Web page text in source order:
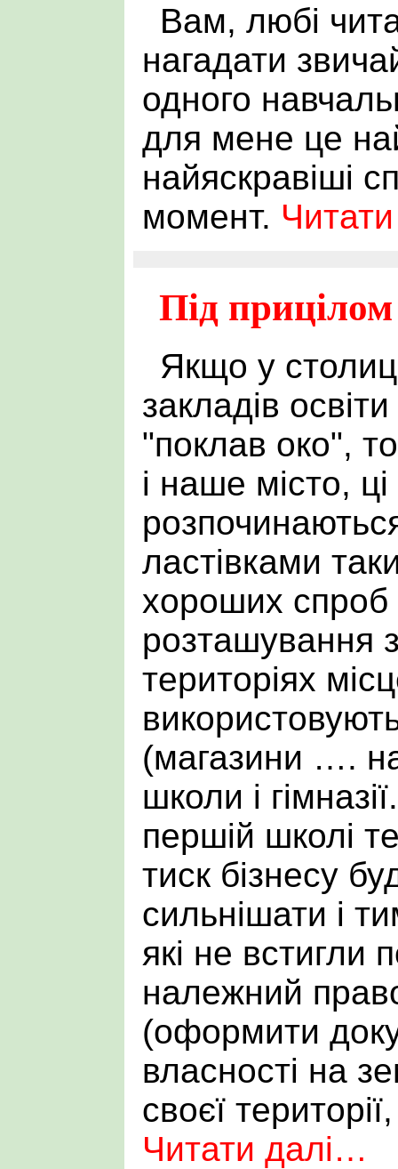
Вам, любі
нагадати
одного
для мене це
найяскравіші
момент.
Під
Якщо у
закладів
"поклав око",
і наше місто,
ластівками
хороших спроб
розташування
територіях
(магазини …. на
школи і
першій школі
тиск бізнесу
сильнішати і
які не встигли
належний
(оформити
власності на
своєї
Читати далі…